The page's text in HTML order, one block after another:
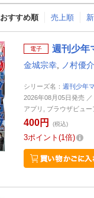
おすすめ順 売上順
電子 週刊少年
金城宗幸 ノ村優介
シリーズ名： 週刊少年
2026年08月05日発売
アプリ, ブラウザビュー
400円 (税込)
3ポイント 1倍